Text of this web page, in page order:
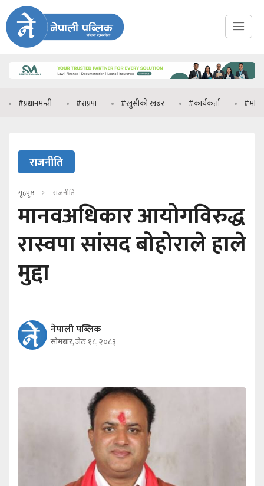
#राप्रपा #खुसीको खबर #कार्यकर्ता #मनिष झा
राजनीति
गृहपृष्ठ राजनीति
मानवअधिकार आयोगविरुद्ध
रास्वपा सांसद बोहोराले हाले
मुद्दा
नेपाली पब्लिक
सोमबार, जेठ १८, २०८३